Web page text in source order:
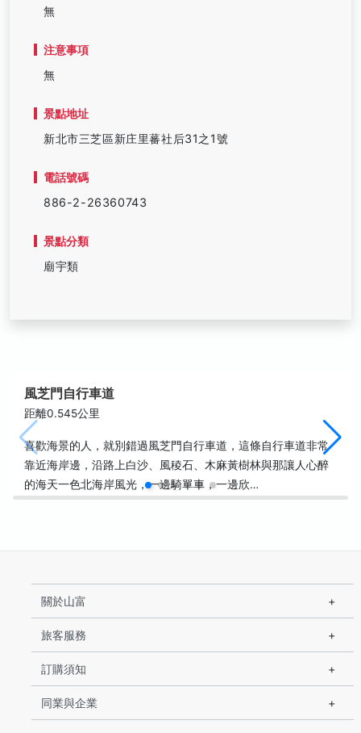
無
注意事項
無
景點地址
新北市三芝區新庄里蕃社后31之1號
電話號碼
886-2-26360743
景點分類
廟宇類
風芝門自行車道
距離0.545公里
喜歡海景的人，就別錯過風芝門自行車道，這條自行車道非常
靠近海岸邊，沿路上白沙、風稜石、木麻黃樹林與那讓人心醉
的海天一色北海岸風光，一邊騎單車，一邊欣…
關於山富
旅客服務
訂購須知
同業與企業